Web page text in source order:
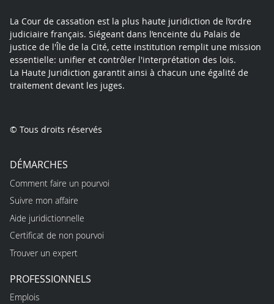
La Cour de cassation est la plus haute juridiction de l’ordre
judiciaire français. Siégeant dans l’enceinte du Palais de
justice de l'Île de la Cité, cette institution remplit une mission
essentielle: unifier et contrôler l'interprétation des lois.
La Haute Juridiction garantit ainsi à chacun une égalité de
traitement devant les juges.
© Tous droits réservés
DÉMARCHES
Comment faire un pourvoi
Suivre mon affaire
Aide juridictionnelle
Certificat de non pourvoi
Trouver un expert
PROFESSIONNELS
Emplois